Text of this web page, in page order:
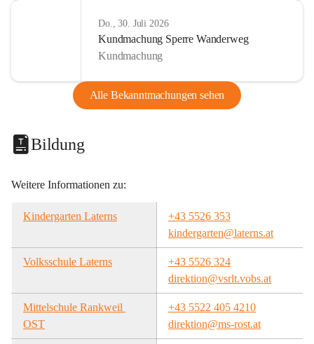
Do., 30. Juli 2026
Kundmachung Sperre Wanderweg
Kundmachung
Alle Bekanntmachungen sehen
Bildung
Weitere Informationen zu:
Kindergarten Laterns
+43 5526 353
kindergarten@laterns.at
Volksschule Laterns
+43 5526 324
direktion@vsrlt.vobs.at
Mittelschule Rankweil
OST
+43 5522 405 4210
direktion@ms-rost.at